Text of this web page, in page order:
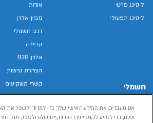
ליסינג פרטי
ליסינג תפעולי
חשמלי
רכב חשמלי
אודות
מגזין אלדן
רכב חשמלי
קריירה
אלדן B2B
הצהרת נגישות
קשרי משקיעים
מפת האתר
מדיניות פרטיות
אנו מעבדים את המידע האישי שלך כדי למדוד ולשפר את
שלנו, כדי לסייע לקמפיינים השיווקיים שלנו ולספק תוכן